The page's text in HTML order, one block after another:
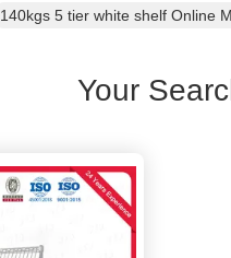
140kgs 5 tier white shelf Online
Your